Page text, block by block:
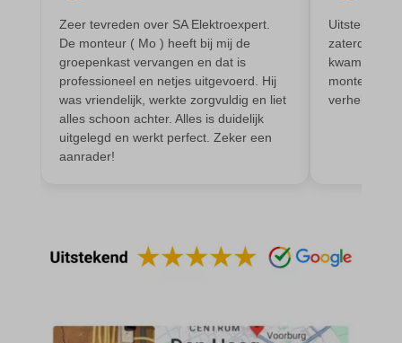
Zeer tevreden over SA Elektroexpert.
De monteur ( Mo ) heeft bij mij de
groepenkast vervangen en dat is
professioneel en netjes uitgevoerd. Hij
was vriendelijk, werkte zorgvuldig en liet
alles schoon achter. Alles is duidelijk
uitgelegd en werkt perfect. Zeker een
aanrader!
Uitstekende
kwam een
monteur de
verhelpen.
popupShow
SameSite
sensorsdata2015jssdkcross
snconsent
ssm_au_c
twCookieConsent